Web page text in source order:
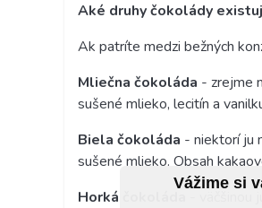
Vážime si
Aké druhy čokolády
Ak patríte medzi bežných
Mliečna čokoláda - zrejme
sušené mlieko, lecitín a
Biela čokoláda - niektorí ju
sušené mlieko. Obsah
Horká čokoláda
-